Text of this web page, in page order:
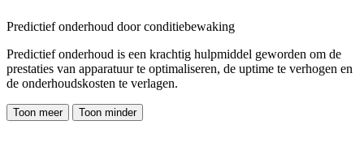
Predictief onderhoud door conditiebewaking
Predictief onderhoud is een krachtig hulpmiddel geworden om de
prestaties van apparatuur te optimaliseren, de uptime te verhogen en
de onderhoudskosten te verlagen.
Toon meer Toon minder